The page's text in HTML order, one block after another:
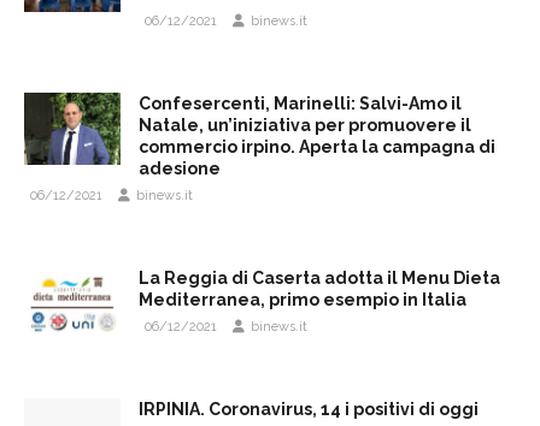
06/12/2021 binews.it
Confesercenti, Marinelli: Salvi-Amo il
Natale, un’iniziativa per promuovere il
commercio irpino. Aperta la campagna di
adesione
06/12/2021 binews.it
La Reggia di Caserta adotta il Menu Dieta
Mediterranea, primo esempio in Italia
06/12/2021 binews.it
IRPINIA. Coronavirus, 14 i positivi di oggi